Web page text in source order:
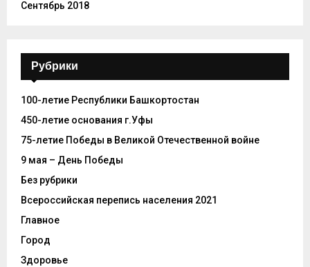
Сентябрь 2018
Рубрики
100-летие Республики Башкортостан
450-летие основания г.Уфы
75-летие Победы в Великой Отечественной войне
9 мая – День Победы
Без рубрики
Всероссийская перепись населения 2021
Главное
Город
Здоровье